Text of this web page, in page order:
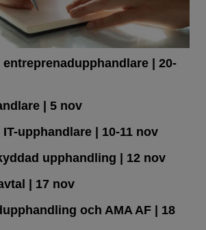
| 20-
| 5 nov
upphandlare| 10-11 nov
upphandling | 12 nov
| 17 nov
och AMA AF| 18